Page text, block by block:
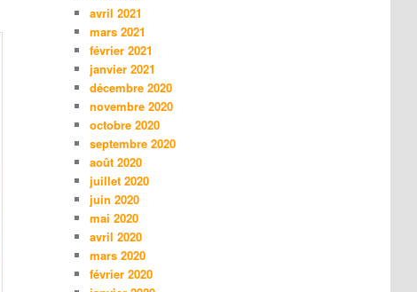
avril 2021
mars 2021
février 2021
janvier 2021
décembre 2020
novembre 2020
octobre 2020
septembre 2020
août 2020
juillet 2020
juin 2020
mai 2020
avril 2020
mars 2020
février 2020